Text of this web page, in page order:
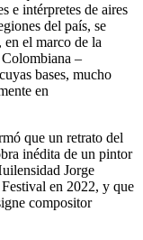
e intérpretes de aires
del país, se
en el marco de la
–
bases, mucho
en
que un retrato del
inédita de un pintor
Jorge
en 2022, y que
compositor